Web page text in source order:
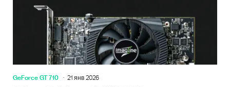
GeForce GT 710 21 янв 2026